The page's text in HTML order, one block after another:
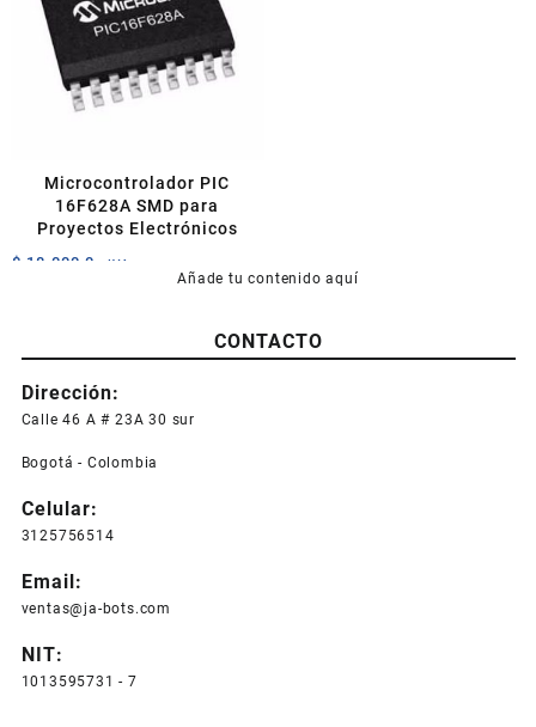
Microcontrolador PIC
16F628A SMD para
Proyectos Electrónicos
$ 18.000,0 +IVA
Añade tu contenido aquí
CONTACTO
Dirección:
Calle 46 A # 23A 30 sur
Bogotá - Colombia
Celular:
3125756514
Email:
ventas@ja-bots.com
NIT:
1013595731 - 7